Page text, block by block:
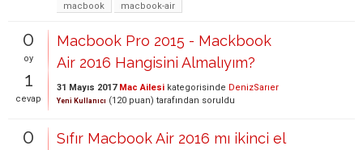
macbook
macbook-air
0
oy
1
cevap
Macbook Pro 2015 - Mackbook
Air 2016 Hangisini Almalıyım?
31 Mayıs 2017 Mac Ailesi kategorisinde DenizSarıer
Yeni Kullanıcı (120 puan) tarafından soruldu
0
Sıfır Macbook Air 2016 mı ikinci el